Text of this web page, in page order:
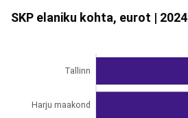
SKP elaniku kohta, eurot | 2024
Tallinn
Harju maakond